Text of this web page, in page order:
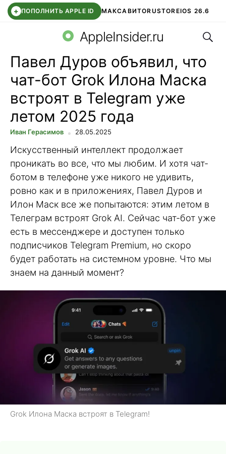
+ ПОПОЛНИТЬ APPLE ID МАКСАВИТОRUSTOREIOS 26.6
СБЕР КИДС ВТБ ОНЛАЙН ЧАТ В ROBLOX
AppleInsider.ru
Павел Дуров объявил, что
чат-бот Grok Илона Маска
встроят в Telegram уже
летом 2025 года
Иван Герасимов 28.05.2025
Искусственный интеллект продолжает
проникать во все, что мы любим. И хотя чат-
ботом в телефоне уже никого не удивить,
ровно как и в приложениях, Павел Дуров и
Илон Маск все же попытаются: этим летом в
Телеграм встроят Grok AI. Сейчас чат-бот уже
есть в мессенджере и доступен только
подписчиков Telegram Premium, но скоро
будет работать на системном уровне. Что мы
знаем на данный момент?
Grok Илона Маска встроят в Telegram!